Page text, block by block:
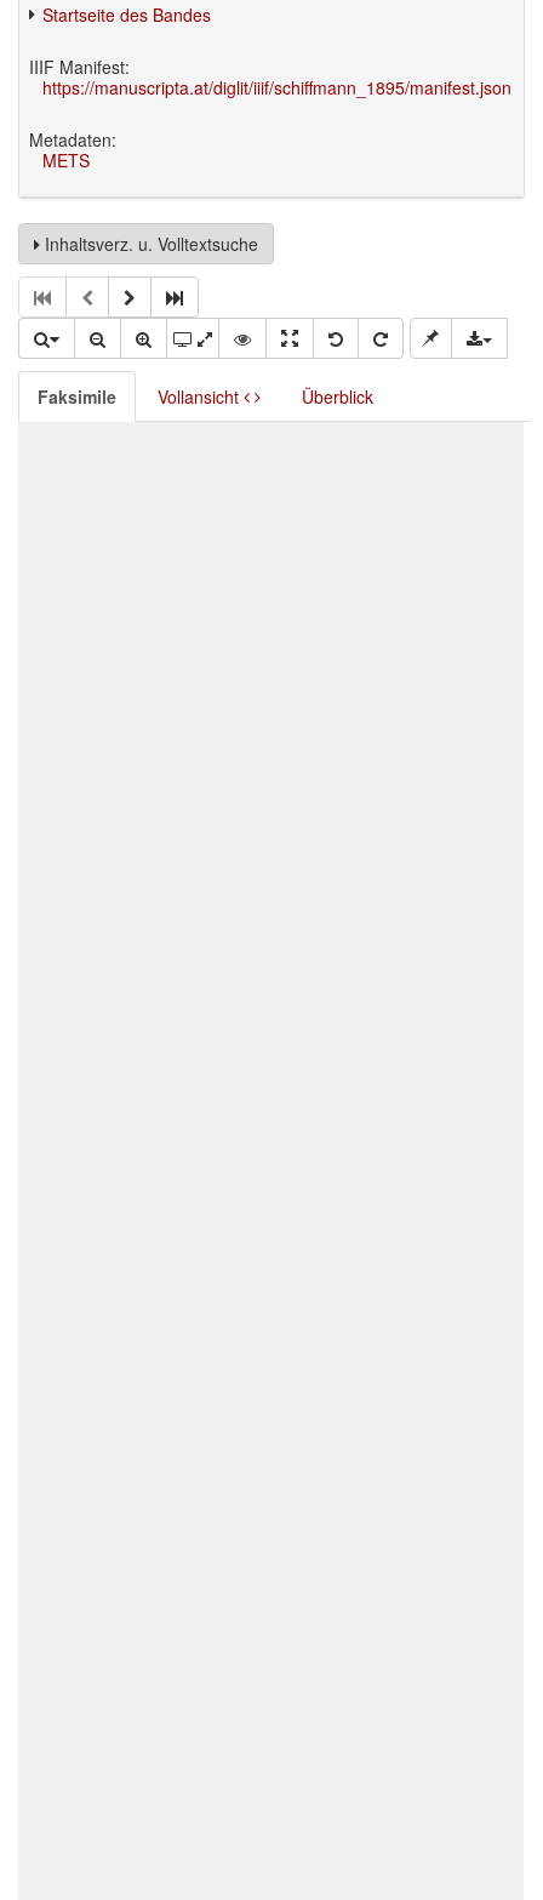
Startseite des Bandes
IIIF Manifest:
https://manuscripta.at/diglit/iiif/schiffmann_1895/manifest.json
Metadaten:
METS
Inhaltsverz. u. Volltextsuche
Faksimile Vollansicht Überblick